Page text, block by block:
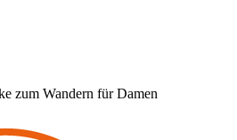
zum Wandern für Damen